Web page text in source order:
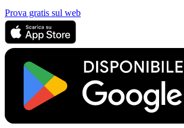
Prova gratis sul web